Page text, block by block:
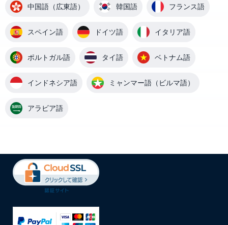
中国語（広東語） 韓国語 フランス語
スペイン語 ドイツ語 イタリア語
ポルトガル語 タイ語 ベトナム語
インドネシア語 ミャンマー語（ビルマ語）
アラビア語